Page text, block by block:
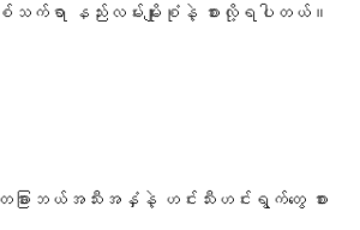
က်ရာ နည်းလမ်းမျိုးစုံနဲ့ စားလို့ရပါတယ်။
ြားဘယ်အသီးအနှံနဲ့ ဟင်းသီးဟင်းရွက်တွေ စား